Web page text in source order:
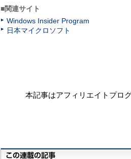
■関連サイト
Windows Insider Program
日本マイクロソフト
本記事はアフィリエイトプロ